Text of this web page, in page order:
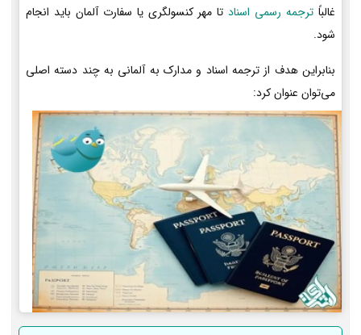
غالباً ترجمه رسمی اسنادتا مهر کنسولگری یا سفارت آلمان باید انجام
شود.
بنابراین هدف از ترجمه اسناد و مدارک به آلمانی به چند دسته اصلی
می‌توان عنوان کرد: